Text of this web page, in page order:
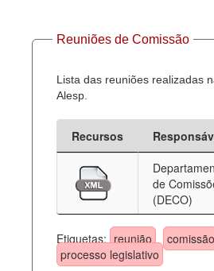
Reuniões de Comissão
Lista das reuniões realizadas
Alesp.
Recursos
de
(DECO)
Etiquetas: reunião comissão
processo legislativo